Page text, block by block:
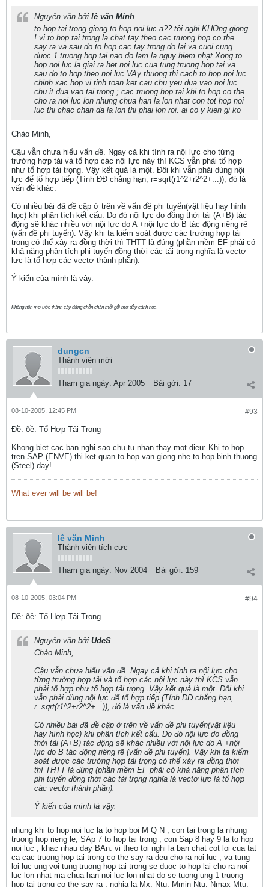
Nguyên văn bởi lê văn Minh
to hop tai trong giong to hop noi luc a?? tôi nghi KHOng giong
! vi to hop tai trong la chat tay theo cac truong hop co the
say ra va sau do to hop cac tay trong do lai va cuoi cung
duoc 1 truong hop tai nao do lam la nguy hiem nhạt Xong to
hop noi luc la giai ra het noi luc cua tung truong hop tai va
sau do to hop theo noi luc.VAy thuong thi cach to hop noi luc
chinh xac hop vi tinh toan ket cau chu yeu dua vao noi luc
chu it dua vao tai trong ; cac truong hop tai khi to hop co the
cho ra noi luc lon nhung chua han la lon nhat con tot hop noi
luc thi chac chan da la lon thi phai lon roi. ai co y kien gi ko
Chào Minh,
Cậu vẫn chưa hiểu vấn đề. Ngay cả khi tính ra nội lực cho từng
trường hợp tải và tổ hợp các nội lực này thì KCS vẫn phải tổ hợp
như tổ hợp tải trọng. Vậy kết quả là một. Đôi khi vẫn phải dùng nội
lực để tổ hợp tiếp (Tính ĐĐ chẳng hạn, r=sqrt(r1^2+r2^2+...)), đó là
vấn đề khác.
Có nhiều bài đã đề cập ở trên về vấn đề phi tuyến(vật liệu hay hình
học) khi phân tích kết cấu. Do đó nội lực do đồng thời tải (A+B) tác
động sẽ khác nhiều với nội lực do A +nội lực do B tác động riêng rẽ
(vấn đề phi tuyến). Vậy khi ta kiểm soát được các trường hợp tải
trọng có thể xảy ra đồng thời thì THTT là đúng (phần mềm EF phải có
khả năng phân tích phi tuyến đồng thời các tải trọng nghĩa là vectơ
lực là tổ hợp các vectơ thành phần).
Ý kiến của mình là vậy.
Không nên mơ ước thành cây đứng chồn chân mỏi gối mơ đầy cánh hoa
dungcn
Thành viên mới
Tham gia ngày: Apr 2005 Bài gởi: 17
#93
08-10-2005, 12:45 PM
Ðề: ðề: Tổ Hợp Tải Trọng
Khong biet cac ban nghi sao chu tu nhan thay mot dieu: Khi to hop
tren SAP (ENVE) thi ket quan to hop van giong nhe to hop binh thuong
(Steel) day!
What ever will be will be!
lê văn Minh
Thành viên tích cực
Tham gia ngày: Nov 2004 Bài gởi: 159
#94
08-10-2005, 03:04 PM
Ðề: ðề: Tổ Hợp Tải Trọng
Nguyên văn bởi UdeS
Chào Minh,
Cậu vẫn chưa hiểu vấn đề. Ngay cả khi tính ra nội lực cho
từng trường hợp tải và tổ hợp các nội lực này thì KCS vẫn
phải tổ hợp như tổ hợp tải trọng. Vậy kết quả là một. Đôi khi
vẫn phải dùng nội lực để tổ hợp tiếp (Tính ĐĐ chẳng hạn,
r=sqrt(r1^2+r2^2+...)), đó là vấn đề khác.
Có nhiều bài đã đề cập ở trên về vấn đề phi tuyến(vật liệu
hay hình học) khi phân tích kết cấu. Do đó nội lực do đồng
thời tải (A+B) tác động sẽ khác nhiều với nội lực do A +nội
lực do B tác động riêng rẽ (vấn đề phi tuyến). Vậy khi ta kiểm
soát được các trường hợp tải trọng có thể xảy ra đồng thời
thì THTT là đúng (phần mềm EF phải có khả năng phân tích
phi tuyến đồng thời các tải trọng nghĩa là vectơ lực là tổ hợp
các vectơ thành phần).
Ý kiến của mình là vậy.
nhung khi to hop noi luc la to hop boi M Q N ; con tai trong la nhung
truong hop rieng le; SAp 7 to hop tai trong ; con Sap 8 hay 9 la to hop
noi luc ; khac nhau day BAn. vi theo toi nghi la ban chat cot loi cua tat
ca cac truong hop tai trong co the say ra deu cho ra noi luc ; va tung
loi luc ung voi tung truong hop tai trong se duoc to hop lai cho ra noi
luc lon nhat ma chua han noi luc lon nhat do se tuong ung 1 truong
hop tai trong co the say ra ; nghia la Mx, Ntu; Mmin Ntu; Nmax Mtu;